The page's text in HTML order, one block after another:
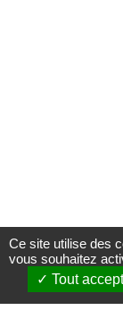
Ce site utilise des
vous souhaitez
Tout